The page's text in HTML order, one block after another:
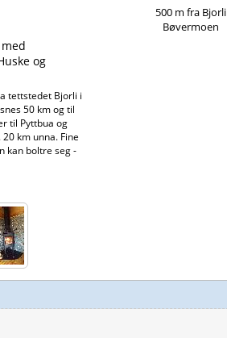
og
tettstedet Bjorli i
50 km og til
til Pyttbua og
km unna. Fine
kan boltre seg -
500 m fra Bjorli
Bøvermoen